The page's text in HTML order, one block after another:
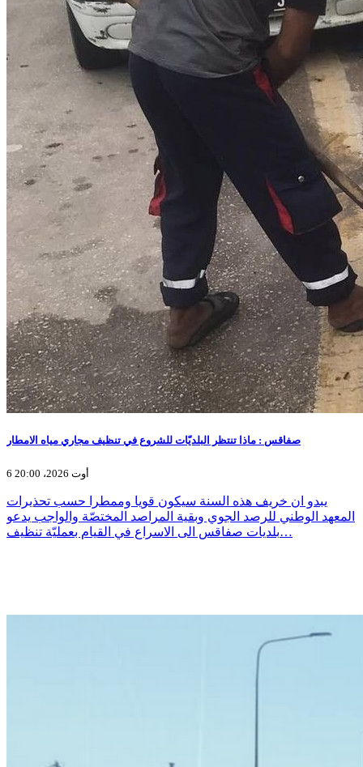
صفاقس : ماذا تنتظر البلديّات للشروع في تنظيف مجاري مياه الامطار
6 أوت 2026، 20:00
يبدو ان خريف هذه السنة سيكون قويا وممطرا حسب تحذيرات
المعهد الوطني للرصد الجوي وبقية المراصد المختصّة والواجب يدعو
بلديات صفاقس الى الاسراع في القيام بعمليّة تنظيف…